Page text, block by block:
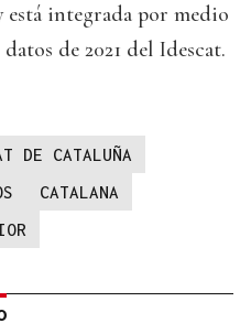
está integrada por medio
de 2021 del Idescat.
DE CATALUÑA
CATALANA